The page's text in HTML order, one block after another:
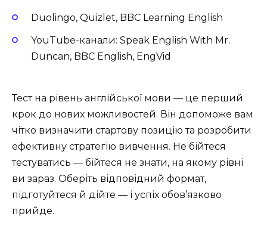
Duolingo, Quizlet, BBC Learning English
YouTube-канали: Speak English With Mr.
Duncan, BBC English, EngVid
Тест на рівень англійської мови — це перший
крок до нових можливостей. Він допоможе вам
чітко визначити стартову позицію та розробити
ефективну стратегію вивчення. Не бійтеся
тестуватись — бійтеся не знати, на якому рівні
ви зараз. Оберіть відповідний формат,
підготуйтеся й дійте — і успіх обов’язково
прийде.